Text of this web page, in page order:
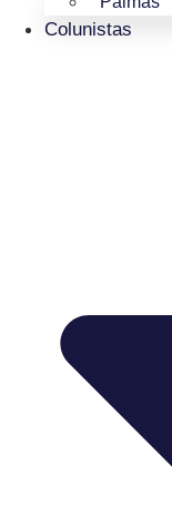
Colunistas